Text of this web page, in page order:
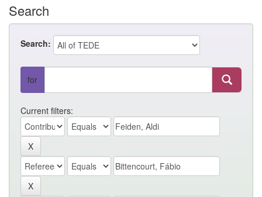
Search
Search:
for
Current filters: